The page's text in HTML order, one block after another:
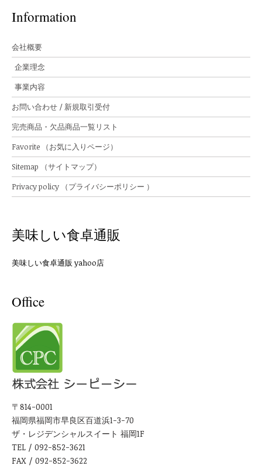
Information
会社概要
企業理念
事業内容
お問い合わせ / 新規取引受付
完売商品・欠品商品一覧リスト
Favorite （お気に入りページ）
Sitemap （サイトマップ）
Privacy policy （プライバシーポリシー ）
美味しい食卓通販
美味しい食卓通販 yahoo店
Office
〒814-0001
福岡県福岡市早良区百道浜1-3-70
ザ・レジデンシャルスイート 福岡1F
TEL / 092-852-3621
FAX / 092-852-3622